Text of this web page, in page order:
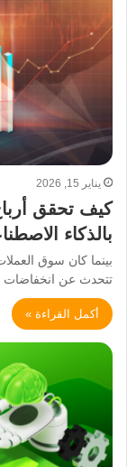
يناير 15, 2026
كيف تحقق
بالذكاء
بينما كان سوق
تتحدث عن
أكمل القراءة »